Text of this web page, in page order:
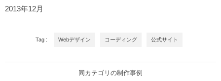
2013年12月
Tag : Webデザイン コーディング 公式サイト
同カテゴリの制作事例